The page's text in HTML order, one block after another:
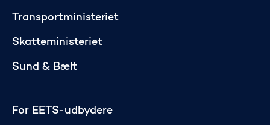
Transportministeriet
Skatteministeriet
Sund & Bælt
For EETS-udbydere